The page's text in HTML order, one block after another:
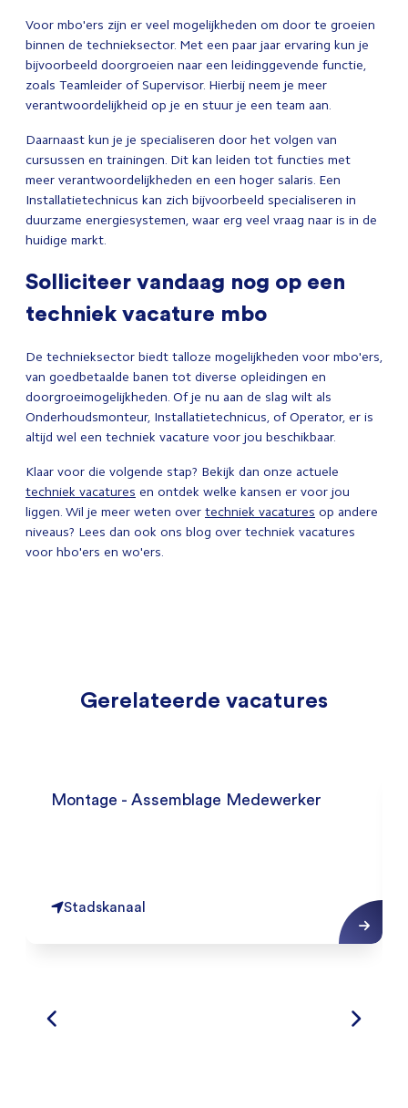
Voor mbo'ers zijn er veel mogelijkheden om door te groeien
binnen de technieksector. Met een paar jaar ervaring kun je
bijvoorbeeld doorgroeien naar een leidinggevende functie,
zoals Teamleider of Supervisor. Hierbij neem je meer
verantwoordelijkheid op je en stuur je een team aan.
Daarnaast kun je je specialiseren door het volgen van
cursussen en trainingen. Dit kan leiden tot functies met
meer verantwoordelijkheden en een hoger salaris. Een
Installatietechnicus kan zich bijvoorbeeld specialiseren in
duurzame energiesystemen, waar erg veel vraag naar is in de
huidige markt.
Solliciteer vandaag nog op een
techniek vacature mbo
De technieksector biedt talloze mogelijkheden voor mbo'ers,
van goedbetaalde banen tot diverse opleidingen en
doorgroeimogelijkheden. Of je nu aan de slag wilt als
Onderhoudsmonteur, Installatietechnicus, of Operator, er is
altijd wel een techniek vacature voor jou beschikbaar.
Klaar voor die volgende stap? Bekijk dan onze actuele
techniek vacatures en ontdek welke kansen er voor jou
liggen. Wil je meer weten over techniek vacatures op andere
niveaus? Lees dan ook ons blog over techniek vacatures
voor hbo'ers en wo'ers.
Gerelateerde vacatures
Montage - Assemblage Medewerker
Stadskanaal